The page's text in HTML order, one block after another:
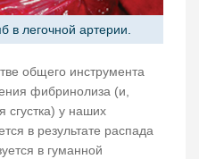
в легочной артерии.
общего инструмента
фибринолиза (и,
сгустка) у наших
в результате распада
в гуманной